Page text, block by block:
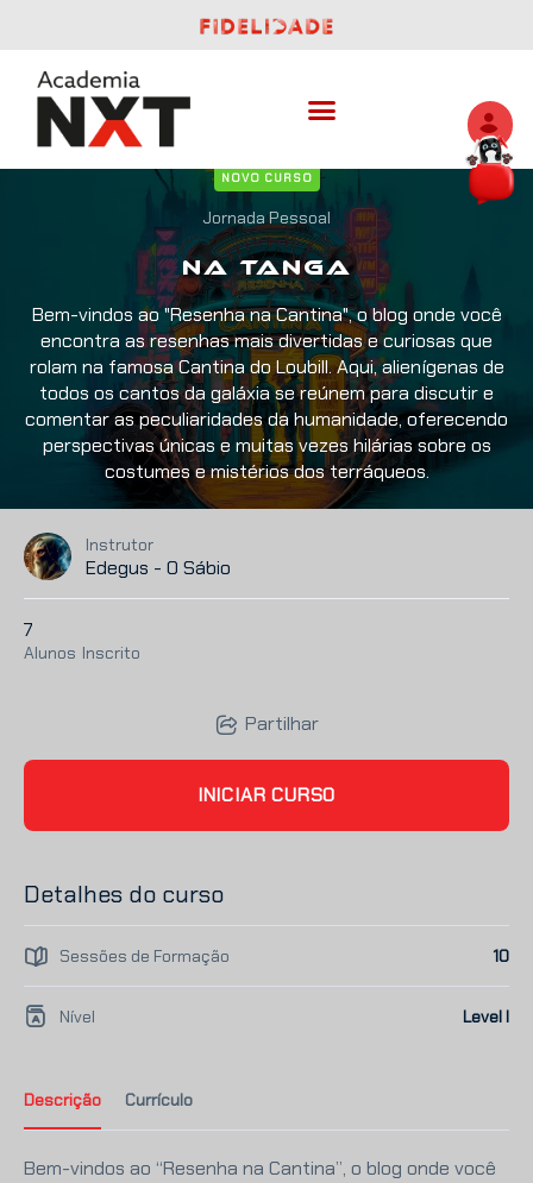
Jornada Pessoal
NOVO CURSO
Na tanga
Bem-vindos ao "Resenha na Cantina", o blog onde você
encontra as resenhas mais divertidas e curiosas que
rolam na famosa Cantina do Loubill. Aqui, alienígenas de
todos os cantos da galáxia se reúnem para discutir e
comentar as peculiaridades da humanidade, oferecendo
perspectivas únicas e muitas vezes hilárias sobre os
costumes e mistérios dos terráqueos.
Instrutor
Edegus - O Sábio
7
Alunos Inscrito
Descrição Currículo
Bem-vindos ao “Resenha na Cantina”, o blog onde você
Partilhar
INICIAR CURSO
Detalhes do curso
Sessões de Formação 10
Nível Level I